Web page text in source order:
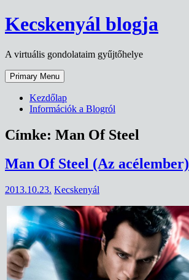
Skip
to
Kecskenyál blogja
A virtuális gondolataim gyűjtőhelye
Primary Menu
Kezdőlap
Információk a Blogról
Címke: Man Of Steel
Man Of Steel (Az acélember)
2013.10.23. Kecskenyál